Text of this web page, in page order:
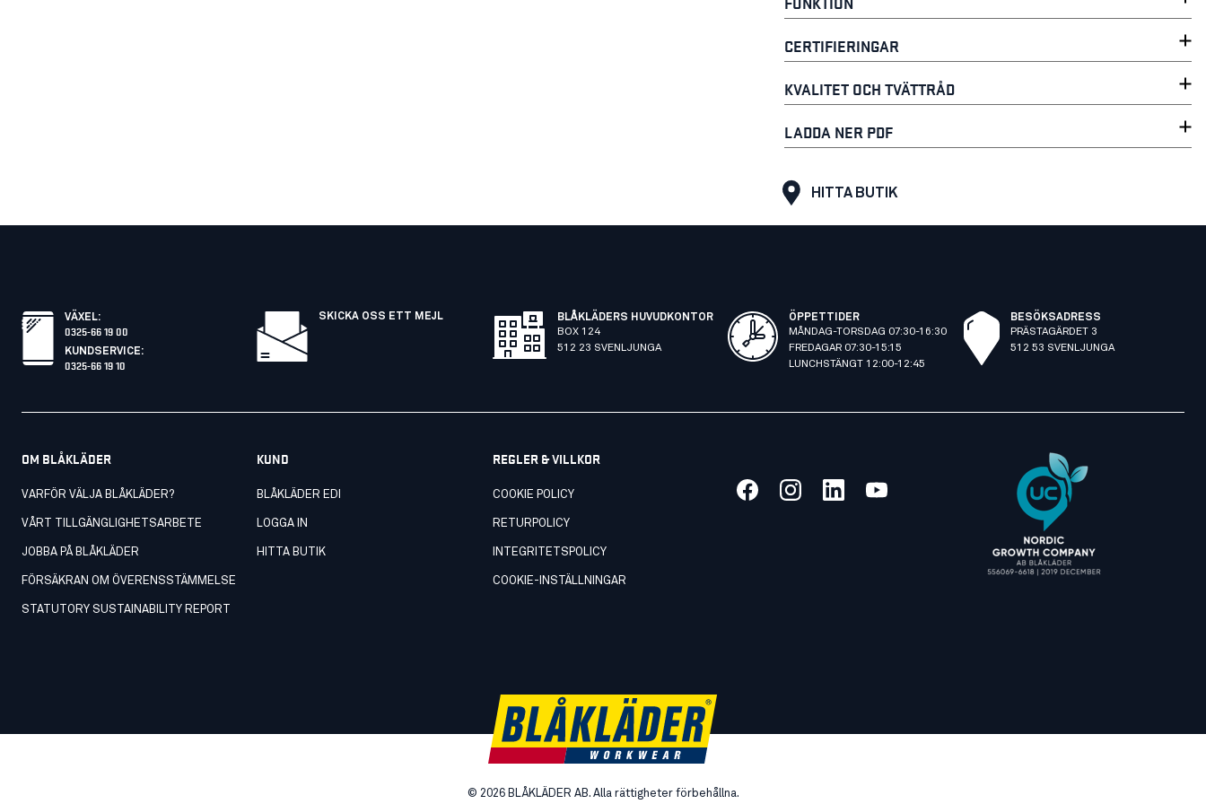
CERTIFIERINGAR
KVALITET OCH TVÄTTRÅD
LADDA NER PDF
HITTA BUTIK
VÄXEL:
0325-66 19 00
KUNDSERVICE:
0325-66 19 10
SKICKA OSS ETT MEJL
BLÅKLÄDERS HUVUDKONTOR
BOX 124
512 23 SVENLJUNGA
ÖPPETTIDER
MÅNDAG-TORSDAG 07:30-16:30
FREDAGAR 07:30-15:15
LUNCHSTÄNGT 12:00-12:45
BESÖKSADRESS
PRÄSTAGÄRDET 3
512 53 SVENLJUNGA
OM BLÅKLÄDER
VARFÖR VÄLJA BLÅKLÄDER?
VÅRT TILLGÄNGLIGHETSARBETE
JOBBA PÅ BLÅKLÄDER
FÖRSÄKRAN OM ÖVERENSSTÄMMELSE
STATUTORY SUSTAINABILITY REPORT
KUND
BLÅKLÄDER EDI
LOGGA IN
HITTA BUTIK
REGLER & VILLKOR
COOKIE POLICY
RETURPOLICY
INTEGRITETSPOLICY
COOKIE-INSTÄLLNINGAR
© 2026 BLÅKLÄDER AB. Alla rättigheter förbehållna.